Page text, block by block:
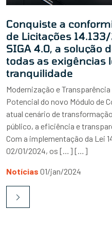
Conquiste a
de Licitações
SIGA 4.0, a solução
todas as exigências
tranquilidade
Modernização e
Potencial do novo Módulo de
atual cenário de
público, a eficiência e
Com a implementação da Lei
02/01/2024, os […] […]
Notícias 01/jan/2024